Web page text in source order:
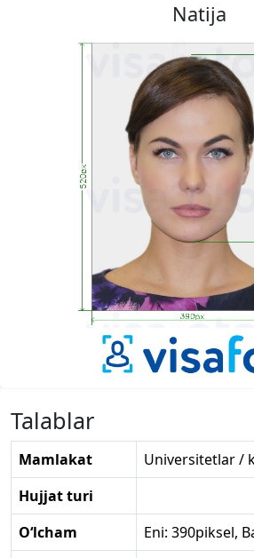
Natija
Talablar
Mamlakat
Universitetlar /
Hujjat turi
O‘lcham
Eni: 390piksel,